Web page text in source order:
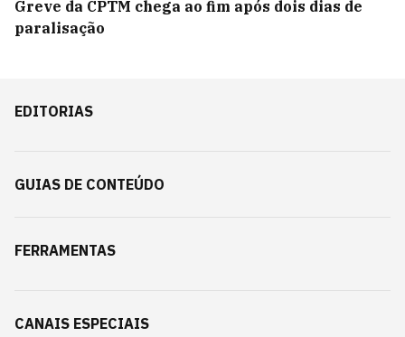
Greve da CPTM chega ao fim após dois dias de
paralisação
EDITORIAS
GUIAS DE CONTEÚDO
FERRAMENTAS
CANAIS ESPECIAIS